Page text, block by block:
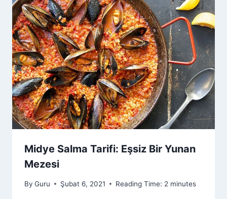
Midye Salma Tarifi: Eşsiz Bir Yunan
Mezesi
By Guru Şubat 6, 2021 Reading Time: 2 minutes